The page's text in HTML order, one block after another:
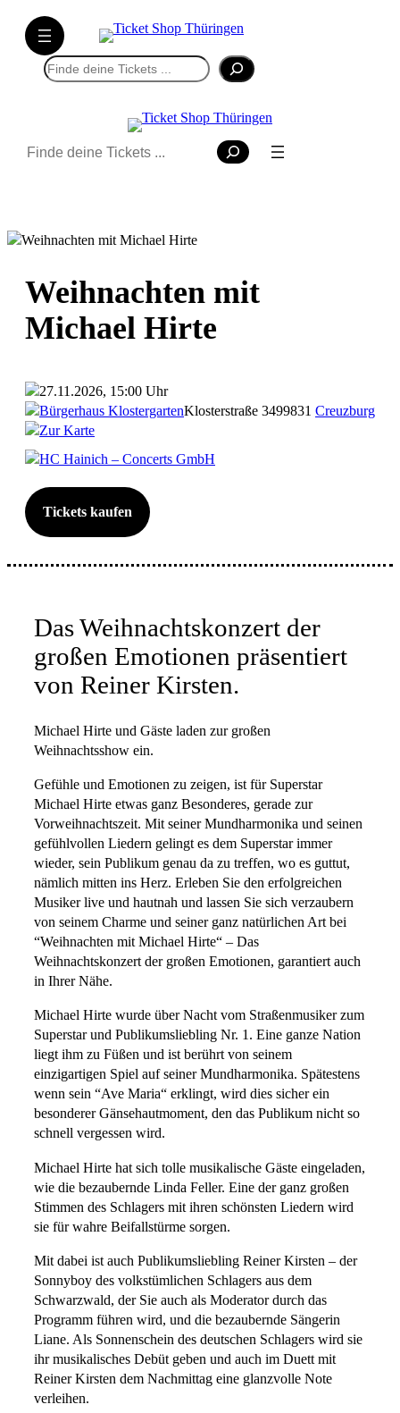
Suchen
Suchen
Weihnachten mit
Michael Hirte
27.11.2026, 15:00 Uhr
Bürgerhaus KlostergartenKlosterstraße 3499831 Creuzburg
Zur Karte
HC Hainich – Concerts GmbH
Tickets kaufen
Das Weihnachtskonzert der
großen Emotionen präsentiert
von Reiner Kirsten.
Michael Hirte und Gäste laden zur großen
Weihnachtsshow ein.
Gefühle und Emotionen zu zeigen, ist für Superstar
Michael Hirte etwas ganz Besonderes, gerade zur
Vorweihnachtszeit. Mit seiner Mundharmonika und seinen
gefühlvollen Liedern gelingt es dem Superstar immer
wieder, sein Publikum genau da zu treffen, wo es guttut,
nämlich mitten ins Herz. Erleben Sie den erfolgreichen
Musiker live und hautnah und lassen Sie sich verzaubern
von seinem Charme und seiner ganz natürlichen Art bei
“Weihnachten mit Michael Hirte“ – Das
Weihnachtskonzert der großen Emotionen, garantiert auch
in Ihrer Nähe.
Michael Hirte wurde über Nacht vom Straßenmusiker zum
Superstar und Publikumsliebling Nr. 1. Eine ganze Nation
liegt ihm zu Füßen und ist berührt von seinem
einzigartigen Spiel auf seiner Mundharmonika. Spätestens
wenn sein “Ave Maria“ erklingt, wird dies sicher ein
besonderer Gänsehautmoment, den das Publikum nicht so
schnell vergessen wird.
Michael Hirte hat sich tolle musikalische Gäste eingeladen,
wie die bezaubernde Linda Feller. Eine der ganz großen
Stimmen des Schlagers mit ihren schönsten Liedern wird
sie für wahre Beifallstürme sorgen.
Mit dabei ist auch Publikumsliebling Reiner Kirsten – der
Sonnyboy des volkstümlichen Schlagers aus dem
Schwarzwald, der Sie auch als Moderator durch das
Programm führen wird, und die bezaubernde Sängerin
Liane. Als Sonnenschein des deutschen Schlagers wird sie
ihr musikalisches Debüt geben und auch im Duett mit
Reiner Kirsten dem Nachmittag eine glanzvolle Note
verleihen.